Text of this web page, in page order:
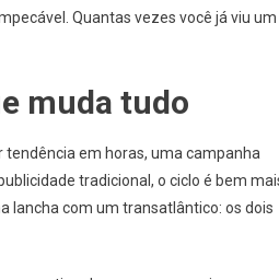
Quantas vezes você já viu um
muda tudo
tendência em horas, uma campanha
tradicional, o ciclo é bem
lancha com um transatlântico: os dois